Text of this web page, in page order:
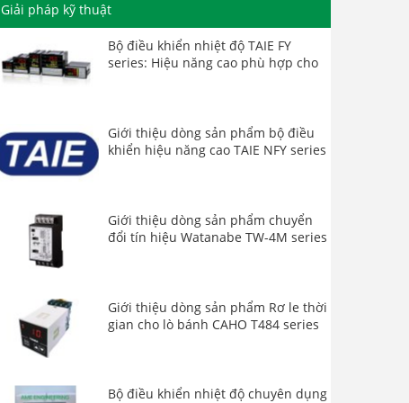
Giải pháp kỹ thuật
Bộ điều khiển nhiệt độ TAIE FY
series: Hiệu năng cao phù hợp cho
Giới thiệu dòng sản phẩm bộ điều
khiển hiệu năng cao TAIE NFY series
Giới thiệu dòng sản phẩm chuyển
đổi tín hiệu Watanabe TW-4M series
Giới thiệu dòng sản phẩm Rơ le thời
gian cho lò bánh CAHO T484 series
Bộ điều khiển nhiệt độ chuyên dụng